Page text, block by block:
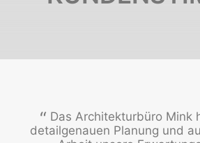
Das Architekturbüro Mink
detailgenauen Planung und